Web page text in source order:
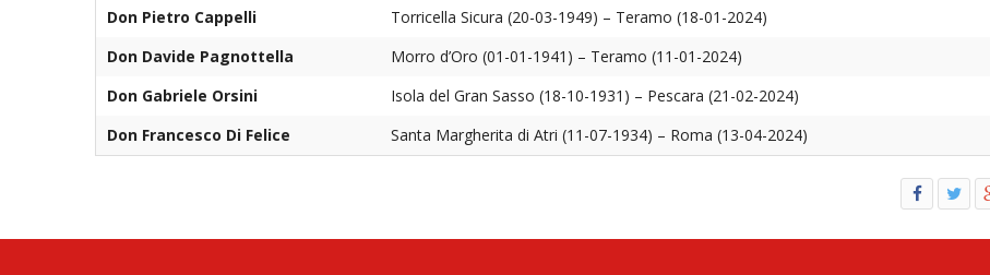
Don Pietro Cappelli
Torricella Sicura (20-03-1949) – Teramo (18-01-2024)
Don Davide Pagnottella
Morro d’Oro (01-01-1941) – Teramo (11-01-2024)
Don Gabriele Orsini
Isola del Gran Sasso (18-10-1931) – Pescara (21-02-2024)
Don Francesco Di Felice
Santa Margherita di Atri (11-07-1934) – Roma (13-04-2024)